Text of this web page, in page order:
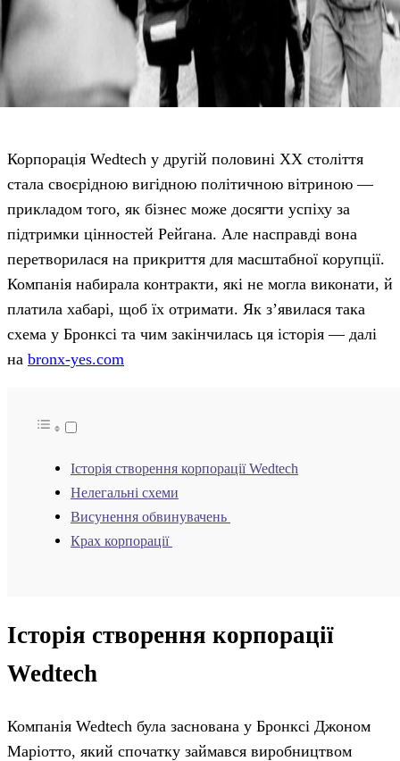
Корпорація Wedtech у другій половині ХХ століття
стала своєрідною вигідною політичною вітриною —
прикладом того, як бізнес може досягти успіху за
підтримки цінностей Рейгана. Але насправді вона
перетворилася на прикриття для масштабної корупції.
Компанія набирала контракти, які не могла виконати, й
платила хабарі, щоб їх отримати. Як з’явилася така
схема у Бронксі та чим закінчилась ця історія — далі
на bronx-yes.com
Історія створення корпорації Wedtech
Нелегальні схеми
Висунення обвинувачень
Крах корпорації
Історія створення корпорації
Wedtech
Компанія Wedtech була заснована у Бронксі Джоном
Маріотто, який спочатку займався виробництвом